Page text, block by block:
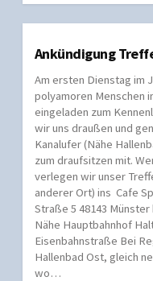
Ankündigung
Am ersten Dienstag im
polyamoren Menschen
eingeladen zum
wir uns draußen und
Kanalufer (Nähe
zum draufsitzen mit.
verlegen wir unser
anderer Ort) ins Cafe
Straße 5 48143
Nähe Hauptbahnhof
Eisenbahnstraße Bei
Hallenbad Ost, gleich
wo…